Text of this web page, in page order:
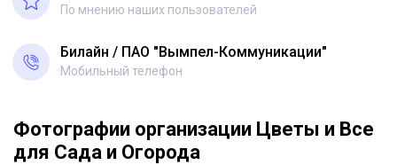
По мнению наших пользователей
Билайн ПАО "Вымпел-Коммуникации"
Мобильный телефон
Фотографии организации Цветы и Все
для Сада и Огорода